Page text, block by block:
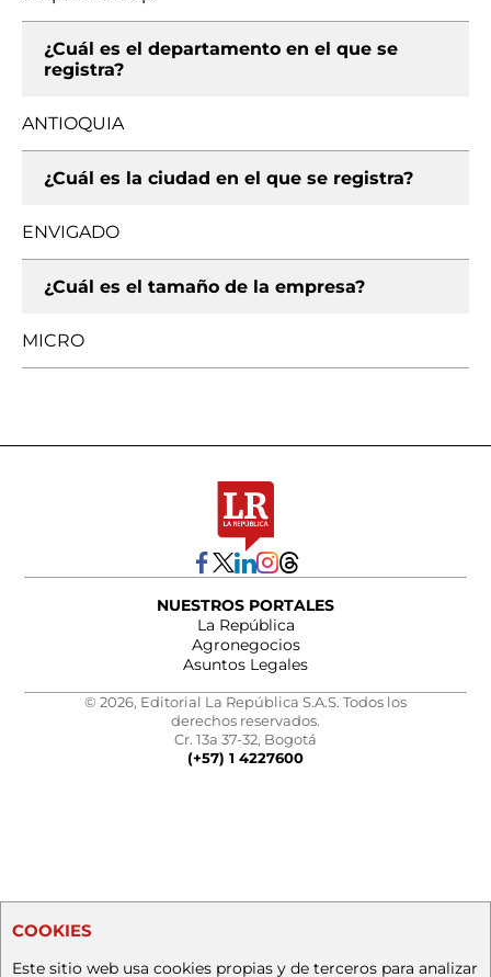
¿Cuál es el departamento en el que se
registra?
ANTIOQUIA
¿Cuál es la ciudad en el que se registra?
ENVIGADO
¿Cuál es el tamaño de la empresa?
MICRO
NUESTROS PORTALES
La República
Agronegocios
Asuntos Legales
© 2026, Editorial La República S.A.S. Todos los
derechos reservados.
Cr. 13a 37-32, Bogotá
(+57) 1 4227600
COOKIES
Este sitio web usa cookies propias y de terceros para analizar